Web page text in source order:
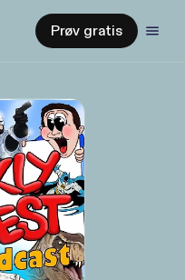
Prøv gratis